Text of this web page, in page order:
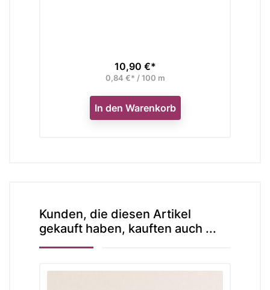
Preis
10,90 €*
0,84 €* / 100 m
In den Warenkorb
Kunden, die diesen Artikel
gekauft haben, kauften auch ...